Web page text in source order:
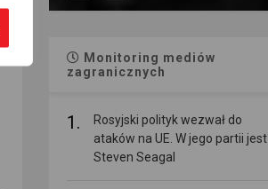
Monitoring mediów
zagranicznych
1.
Rosyjski polityk wezwał do
ataków na UE. W jego partii jest
Steven Seagal